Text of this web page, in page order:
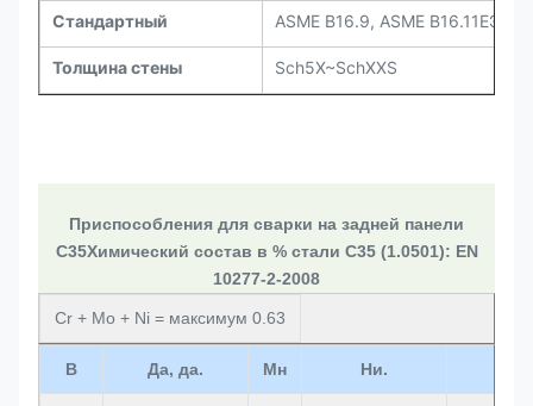
Стандартный ASME B16.9, ASME
Толщина стены Sch5X~SchXXS
Приспособления для сварки на задней панели
C35Химический состав в % стали C35 (1.0501): EN
10277-2-2008
Cr + Mo + Ni = максимум 0.63
В Да, да. Мн Ни.